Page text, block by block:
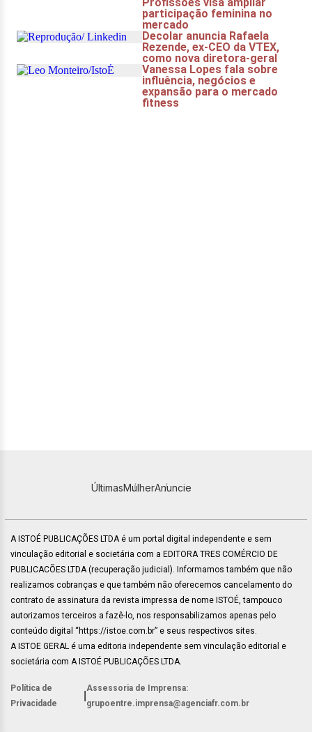
ÚltimasMulherAnuncie
A ISTOÉ PUBLICAÇÕES LTDA é um portal digital independente e sem
vinculação editorial e societária com a EDITORA TRES COMÉRCIO DE
PUBLICACÕES LTDA (recuperação judicial). Informamos também que não
realizamos cobranças e que também não oferecemos cancelamento do
contrato de assinatura da revista impressa de nome ISTOÉ, tampouco
autorizamos terceiros a fazê-lo, nos responsabilizamos apenas pelo
conteúdo digital “https://istoe.com.br” e seus respectivos sites.
A ISTOE GERAL é uma editoria independente sem vinculação editorial e
societária com A ISTOÉ PUBLICAÇÕES LTDA.
Política de
Privacidade
Assessoria de Imprensa:
grupoentre.imprensa@agenciafr.com.br